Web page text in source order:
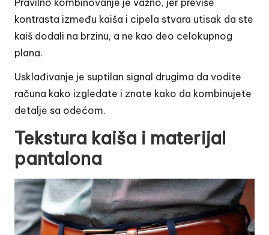
kontrasta između kaiša i cipela stvara utisak da ste
kaiš dodali na brzinu, a ne kao deo celokupnog
plana.
Usklađivanje je suptilan signal drugima da vodite
računa kako izgledate i znate kako da kombinujete
detalje sa odećom.
Tekstura kaiša i materijal
pantalona